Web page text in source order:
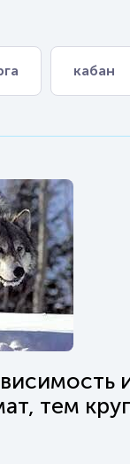
кабан
тем